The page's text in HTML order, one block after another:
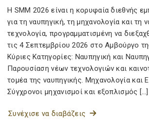
Η SMM 2026 είναι η κορυφαία διεθνής
για τη ναυπηγική, τη μηχανολογία και τη
τεχνολογία, προγραμματισμένη να
τις 4 Σεπτεμβρίου 2026 στο Αμβούργο
Κύριες Κατηγορίες: Ναυπηγική και
Παρουσίαση νέων τεχνολογιών και
τομέα της ναυπηγικής. Μηχανολογία και
Σύγχρονοι μηχανισμοί και εξοπλισμός […]
Συνέχισε να διαβάζεις